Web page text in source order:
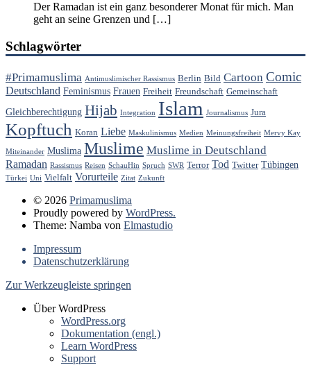
Der Ramadan ist ein ganz besonderer Monat für mich. Man
geht an seine Grenzen und […]
Schlagwörter
#Primamuslima Antimuslimischer Rassismus Berlin Bild Cartoon Comic
Deutschland Feminismus Frauen Freiheit Freundschaft Gemeinschaft
Gleichberechtigung Hijab Integration Islam Journalismus Jura
Kopftuch Koran Liebe Maskulinismus Medien Meinungsfreiheit Mervy Kay
Miteinander Muslima Muslime Muslime in Deutschland
Ramadan Rassismus Reisen SchauHin Spruch SWR Terror Tod Twitter Tübingen
Türkei Uni Vielfalt Vorurteile Zitat Zukunft
© 2026 Primamuslima
Proudly powered by WordPress.
Theme: Namba von Elmastudio
Impressum
Datenschutzerklärung
Zur Werkzeugleiste springen
Über WordPress
WordPress.org
Dokumentation (engl.)
Learn WordPress
Support